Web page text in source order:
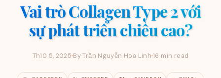
Vai trò Collagen Type 2 với
sự phát triển chiều cao?
Th10 5, 2025 By Trần Nguyễn Hoa Linh16 min read